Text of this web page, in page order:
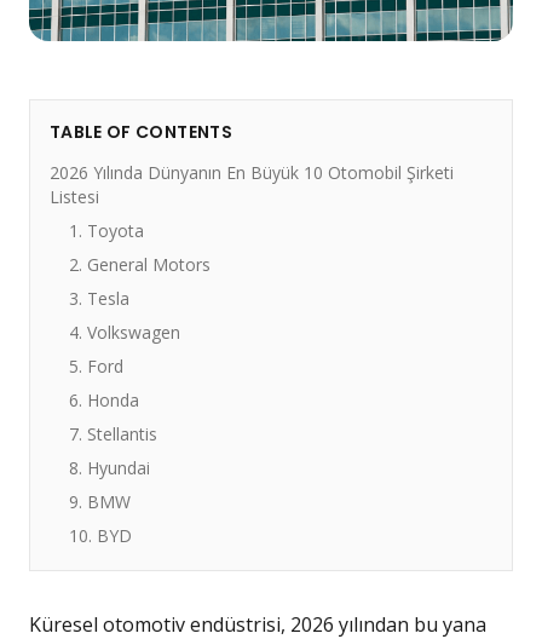
TABLE OF CONTENTS
2026 Yılında Dünyanın En Büyük 10 Otomobil Şirketi
Listesi
1. Toyota
2. General Motors
3. Tesla
4. Volkswagen
5. Ford
6. Honda
7. Stellantis
8. Hyundai
9. BMW
10. BYD
Küresel otomotiv endüstrisi, 2026 yılından bu yana